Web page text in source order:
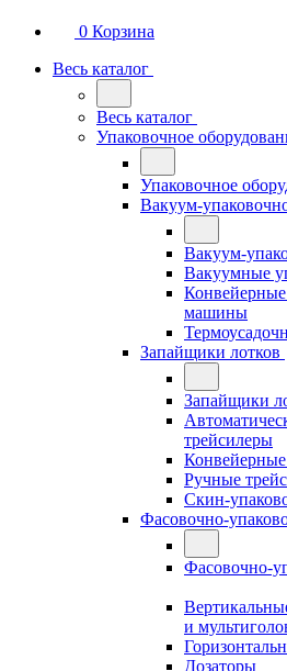
0 Корзина
Весь каталог
Весь каталог
Упаковочное
Упаковочное
Вакуум-
Вакуум-
Вакуумные
машины
Запайщики лотков
Запайщики
трейсилеры
Ручные
Скин-
Фасовочно-
Фасовочно-
и
Дозаторы